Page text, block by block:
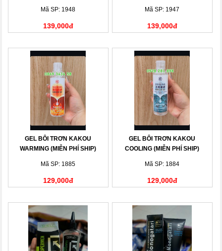
Mã SP: 1948
139,000đ
Mã SP: 1947
139,000đ
GEL BÔI TRƠN KAKOU
WARMING (MIỄN PHÍ SHIP)
Mã SP: 1885
129,000đ
GEL BÔI TRƠN KAKOU
COOLING (MIỄN PHÍ SHIP)
Mã SP: 1884
129,000đ